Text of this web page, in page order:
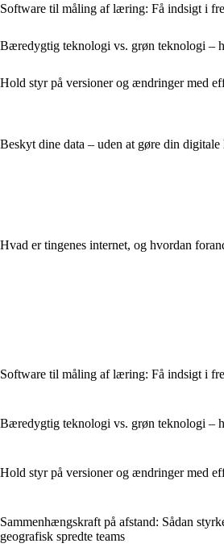
Software til måling af læring: Få indsigt i
Bæredygtig teknologi vs. grøn teknologi –
Hold styr på versioner og ændringer med
Beskyt dine data – uden at gøre din
Hvad er tingenes internet, og hvordan
Software til måling af læring: Få indsigt i
Bæredygtig teknologi vs. grøn teknologi –
Hold styr på versioner og ændringer med
Sammenhængskraft på afstand: Sådan
geografisk spredte teams